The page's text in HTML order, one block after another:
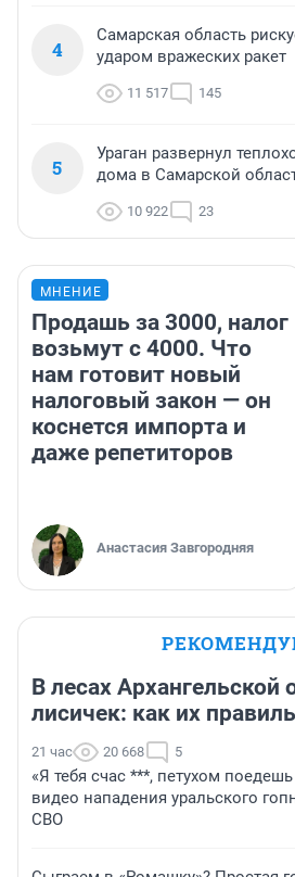
4
Самарская область
ударом вражеских ракет
11 517 145
5
Ураган развернул
дома в Самарской
10 922 23
МНЕНИЕ
Продашь за 3000, налог
возьмут с 4000. Что
нам готовит новый
налоговый закон — он
коснется импорта и
даже репетиторов
Анастасия Завгородняя
В лесах Архангельской
лисичек: как их
21 час 20 668 5
«Я тебя счас ***, петухом
видео нападения уральского
СВО